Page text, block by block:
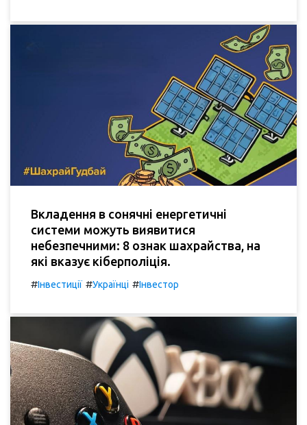
Вкладення в сонячні енергетичні
системи можуть виявитися
небезпечними: 8 ознак шахрайства, на
які вказує кіберполіція.
#Інвестиції #Українці #Інвестор